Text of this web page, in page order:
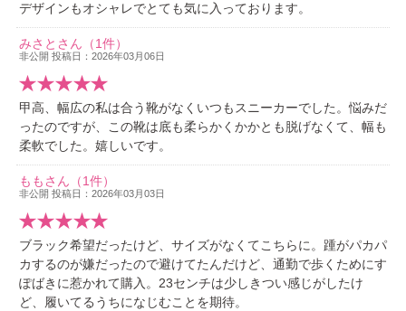
デザインもオシャレでとても気に入っております。
みさとさん（1件）
非公開 投稿日：2026年03月06日
甲高、幅広の私は合う靴がなくいつもスニーカーでした。悩みだ
ったのですが、この靴は底も柔らかくかかとも脱げなくて、幅も
柔軟でした。嬉しいです。
ももさん（1件）
非公開 投稿日：2026年03月03日
ブラック希望だったけど、サイズがなくてこちらに。踵がパカパ
カするのが嫌だったので避けてたんだけど、通勤で歩くためにす
ぽばきに惹かれて購入。23センチは少しきつい感じがしたけ
ど、履いてるうちになじむことを期待。